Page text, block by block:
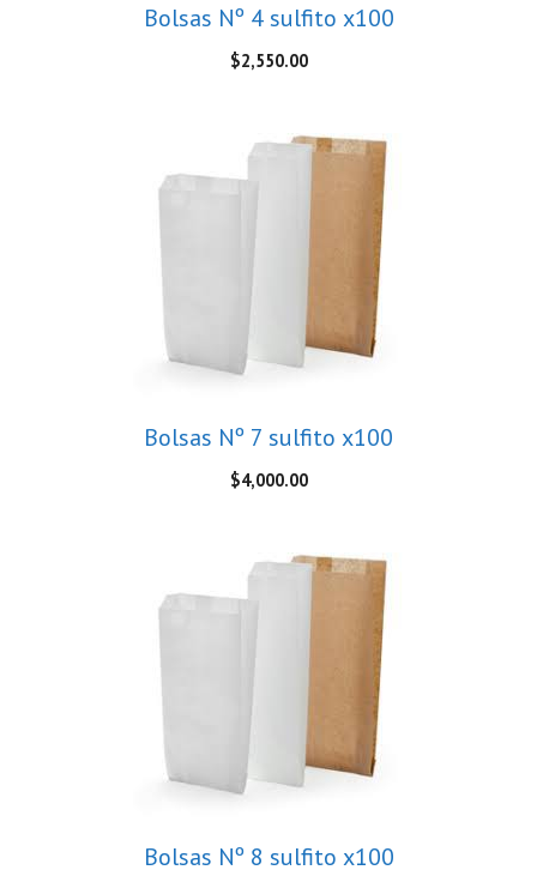
Bolsas Nº 4 sulfito x100
$2,550.00
Bolsas Nº 7 sulfito x100
$4,000.00
Bolsas Nº 8 sulfito x100